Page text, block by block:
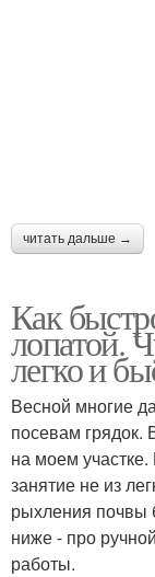
читать дальше →
Как
лопатой.
легко и
Весной многие
посевам грядок.
на моем
занятие не из
рыхления почвы
ниже - про
работы.